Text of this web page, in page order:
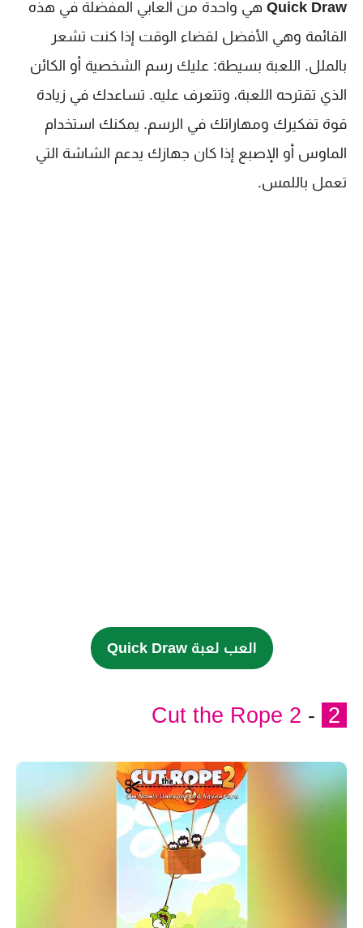
Quick Draw هي واحدة من ألعابي المفضلة في هذه
القائمة وهي الأفضل لقضاء الوقت إذا كنت تشعر
بالملل. اللعبة بسيطة: عليك رسم الشخصية أو الكائن
الذي تقترحه اللعبة، وتتعرف عليه. تساعدك في زيادة
قوة تفكيرك ومهاراتك في الرسم. يمكنك استخدام
الماوس أو الإصبع إذا كان جهازك يدعم الشاشة التي
تعمل باللمس.
العب لعبة Quick Draw
-
Cut the Rope 2